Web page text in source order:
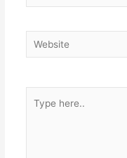
Website
here..